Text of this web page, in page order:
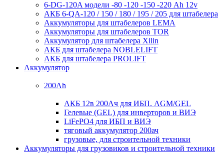
6-DG-120A модели -80 -120 -150 -220 Ah 12v
АКБ 6-QA-120 / 150 / 180 / 195 / 205 для штабелера
Аккумуляторы для штабелеров LEMA
Аккумуляторы для штабелеров TOR
Аккумулятор для штабелера Xilin
АКБ для штабелера NOBLELIFT
АКБ для штабелера PROLIFT
Аккумулятор
200Ah
АКБ 12в 200Ач для ИБП. AGM/GEL
Гелевые (GEL) для инверторов и ВИЭ
LiFePO4 для ИБП и ВИЭ
тяговый аккумулятор 200ач
грузовые, для строительной техники
Аккумуляторы для грузовиков и строительной техники